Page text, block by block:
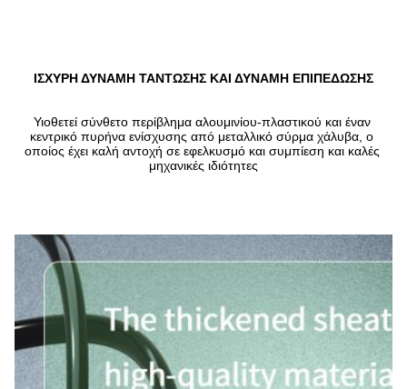
ΙΣΧΥΡΗ ΔΥΝΑΜΗ ΤΑΝΤΩΣΗΣ ΚΑΙ ΔΥΝΑΜΗ ΕΠΙΠΕΔΩΣΗΣ
Υιοθετεί σύνθετο περίβλημα αλουμινίου-πλαστικού και έναν
κεντρικό πυρήνα ενίσχυσης από μεταλλικό σύρμα χάλυβα, ο
οποίος έχει καλή αντοχή σε εφελκυσμό και συμπίεση και καλές
μηχανικές ιδιότητες